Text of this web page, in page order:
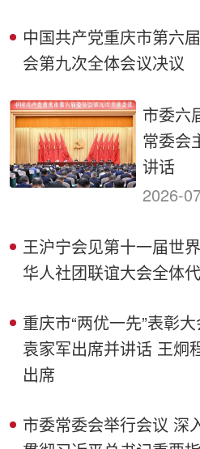
中国共产党重庆市第六
会第九次全体会议决议
市委六
常委会
讲话
2026-
王沪宁会见第十一届世
华人社团联谊大会全体
重庆市“两优一先”表彰
袁家军出席并讲话 王炯
出席
市委常委会举行会议 深